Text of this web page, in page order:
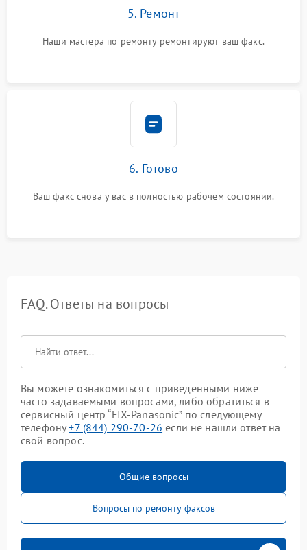
5. Ремонт
Наши мастера по ремонту ремонтируют ваш факс.
6. Готово
Ваш факс снова у вас в полностью рабочем состоянии.
FAQ. Ответы на вопросы
Вы можете ознакомиться с приведенными ниже
часто задаваемыми вопросами, либо обратиться в
сервисный центр “FIX-Panasonic” по следующему
телефону+7 (844) 290-70-26 если не нашли ответ на
свой вопрос.
Общие вопросы
Вопросы по ремонту факсов